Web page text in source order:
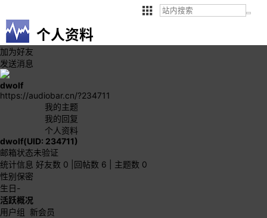
个人资料
加为好友
发送消息
dwolf
https://audiobar.cn/?234711
我的主题
我的回复
个人资料
dwolf(UID: 234711)
邮箱状态未验证
统计信息 好友数 0 回帖数 6
主题数 0
性别保密
生日-
活跃概况
用户组 新会员